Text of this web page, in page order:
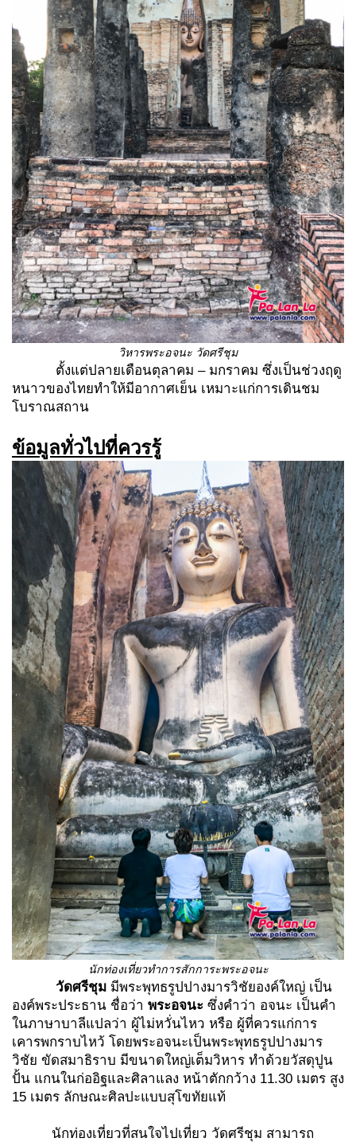
วิหารพระอจนะ วัดศรีชุม
ตั้งแต่ปลายเดือนตุลาคม – มกราคม ซึ่งเป็นช่วงฤดู
หนาวของไทยทำให้มีอากาศเย็น เหมาะแก่การเดินชม
โบราณสถาน
ข้อมูลทั่วไปที่ควรรู้
นักท่องเที่ยวทำการสักการะพระอจนะ
วัดศรีชุม มีพระพุทธรูปปางมารวิชัยองค์ใหญ่ เป็น
องค์พระประธาน ชื่อว่า พระอจนะ ซึ่งคำว่า อจนะ เป็นคำ
ในภาษาบาลีแปลว่า ผู้ไม่หวั่นไหว หรือ ผู้ที่ควรแก่การ
เคารพกราบไหว้ โดยพระอจนะเป็นพระพุทธรูปปางมาร
วิชัย ขัดสมาธิราบ มีขนาดใหญ่เต็มวิหาร ทำด้วยวัสดุปูน
ปั้น แกนในก่ออิฐและศิลาแลง หน้าตักกว้าง 11.30 เมตร สูง
15 เมตร ลักษณะศิลปะแบบสุโขทัยแท้
นักท่องเที่ยวที่สนใจไปเที่ยว วัดศรีชุม สามารถ